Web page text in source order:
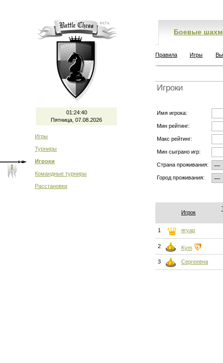
01:24:40
Пятница, 07.08.2026
Игры
Турниры
Игроки
Командные турниры
Расстановки
Боевые
Правила Игры
Игроки
Имя игрока:
Мин рейтинг:
Макс рейтинг:
Мин сыграно игр:
Страна проживания:
Город проживания:
Игрок
1 ягуар
2 Kym
3 Сергеевна